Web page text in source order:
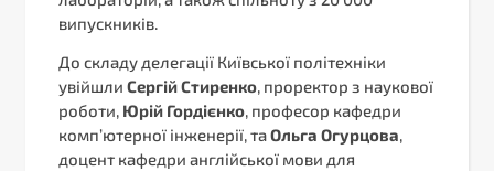
випускників.
До складу делегації Київської політехніки
увійшли Сергій Стиренко, проректор з наукової
роботи, Юрій Гордієнко, професор кафедри
комп’ютерної інженерії, таОльга Огурцова,
доцент кафедри англійської мови для